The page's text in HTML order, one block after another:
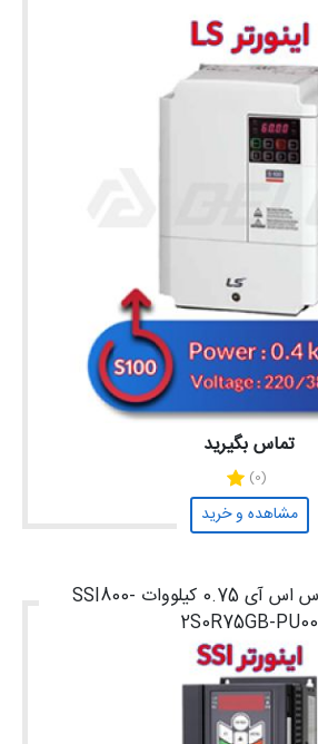
تماس بگیرید
(0)
مشاهده و خرید
اینورتر تک فاز اس اس آی 0.75 کیلووات SSI800-
2S0R75GB-PU00